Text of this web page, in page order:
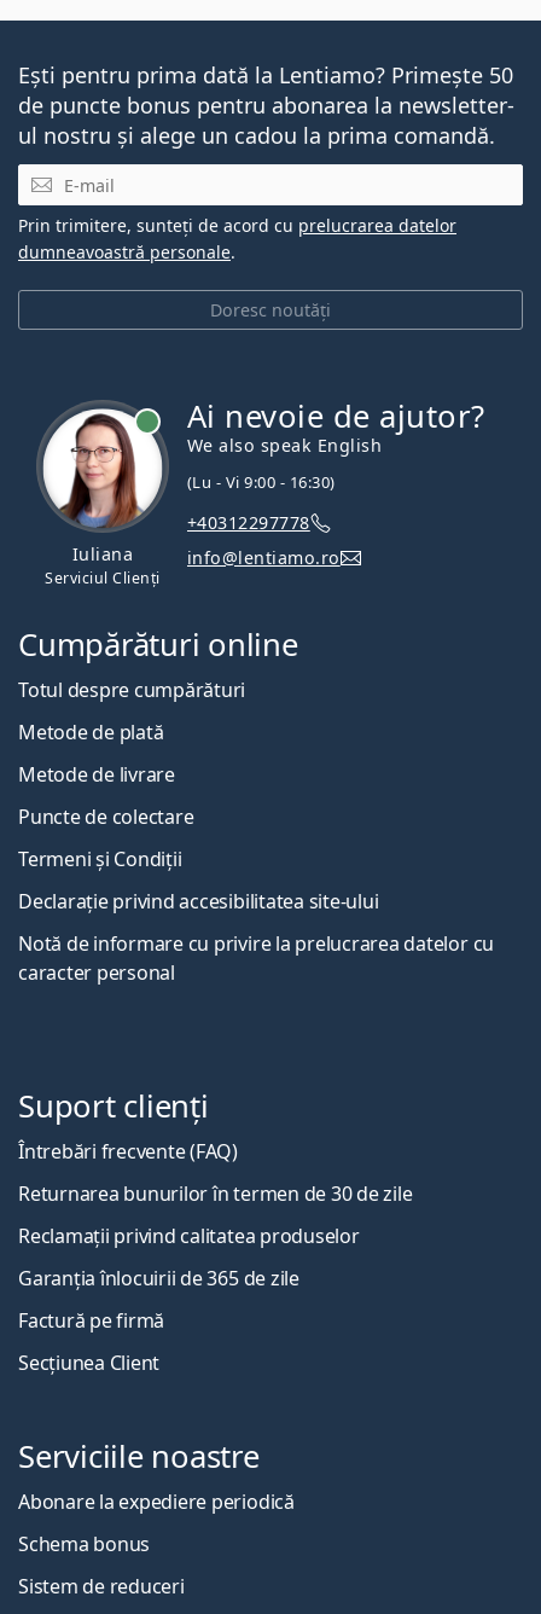
Ești pentru prima dată la Lentiamo? Primește 50
de puncte bonus pentru abonarea la newsletter-
ul nostru și alege un cadou la prima comandă.
E-mail
Doresc noutăți
Prin trimitere, sunteți de acord cu prelucrarea datelor
dumneavoastră personale.
Iuliana
Serviciul Clienți
Ai nevoie de ajutor?
We also speak English
(Lu - Vi 9:00 - 16:30)
+40312297778
info@lentiamo.ro
Cumpărături online
Totul despre cumpărături
Metode de plată
Metode de livrare
Puncte de colectare
Termeni și Condiții
Declarație privind accesibilitatea site-ului
Notă de informare cu privire la prelucrarea datelor cu
caracter personal
Suport clienți
Întrebări frecvente (FAQ)
Returnarea bunurilor în termen de 30 de zile
Reclamații privind calitatea produselor
Garanția înlocuirii de 365 de zile
Factură pe firmă
Secțiunea Client
Serviciile noastre
Abonare la expediere periodică
Schema bonus
Sistem de reduceri